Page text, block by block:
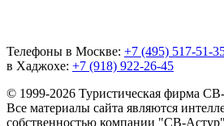
Телефоны в Москве: +7 (495) 517-51-
в Хаджохе: +7 (918) 922-26-45
© 1999-2026 Туристическая фирма
Все материалы сайта являются
собственностью компании "СВ-